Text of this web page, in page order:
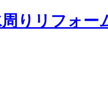
りリフォー